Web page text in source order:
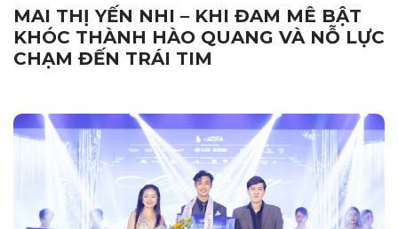
MAI THỊ YẾN NHI – KHI ĐAM MÊ BẬT
KHÓC THÀNH HÀO QUANG VÀ NỖ LỰC
CHẠM ĐẾN TRÁI TIM